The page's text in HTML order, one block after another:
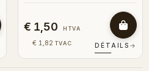
€ 1,50 HTVA
€ 1,82 TVAC DÉTAILS →